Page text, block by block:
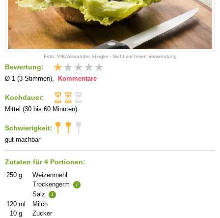
Foto: VrK/Alexander Stiegler - Nicht zur freien Verwendung
Bewertung:
Ø 1 (3 Stimmen), Kommentare
Kochdauer:
Mittel (30 bis 60 Minuten)
Schwierigkeit:
gut machbar
Zutaten für 4 Portionen:
250 g
Weizenmehl
Trockengerm
i
Salz i
120 ml
Milch
10 g
Zucker